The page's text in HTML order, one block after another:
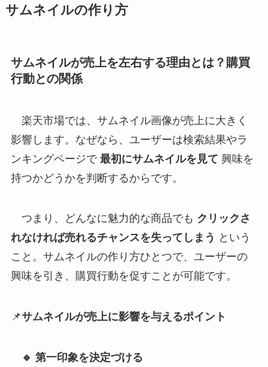
サムネイルの作り方
サムネイルが売上を左右する理由とは？購買
行動との関係
楽天市場では、サムネイル画像が売上に大きく
影響します。なぜなら、ユーザーは検索結果やラ
ンキングページで 最初にサムネイルを見て 興味を
持つかどうかを判断するからです。
つまり、どんなに魅力的な商品でも クリックさ
れなければ売れるチャンスを失ってしまう という
こと。サムネイルの作り方ひとつで、ユーザーの
興味を引き、購買行動を促すことが可能です。
📌サムネイルが売上に影響を与えるポイント
🔹 第一印象を決定づける